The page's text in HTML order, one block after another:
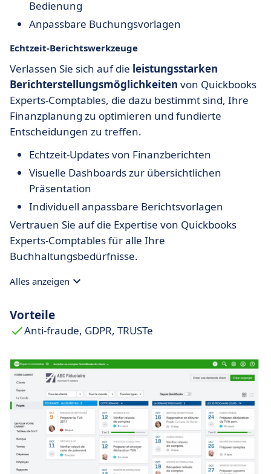
Bedienung
Anpassbare Buchungsvorlagen
Echtzeit-Berichtswerkzeuge
Verlassen Sie sich auf die leistungsstarken
Berichterstellungsmöglichkeiten von Quickbooks
Experts-Comptables, die dazu bestimmt sind, Ihre
Finanzplanung zu optimieren und fundierte
Entscheidungen zu treffen.
Echtzeit-Updates von Finanzberichten
Visuelle Dashboards zur übersichtlichen
Präsentation
Individuell anpassbare Berichtsvorlagen
Vertrauen Sie auf die Expertise von Quickbooks
Experts-Comptables für alle Ihre
Buchhaltungsbedürfnisse.
Alles anzeigen
Vorteile
Anti-fraude, GDPR, TRUSTe